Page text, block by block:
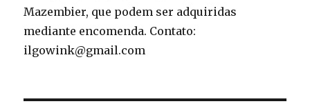
Mazembier, que podem ser adquiridas
mediante encomenda. Contato:
ilgowink@gmail.com